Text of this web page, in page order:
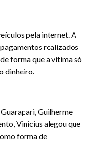
pela internet. A
realizados
forma que a vítima só
dinheiro.
Guilherme
Vinicius alegou que
forma de